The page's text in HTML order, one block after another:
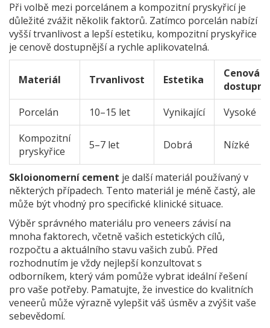
Při volbě mezi porcelánem a kompozitní pryskyřicí je
důležité zvážit několik faktorů. Zatímco porcelán nabízí
vyšší trvanlivost a lepší estetiku, kompozitní pryskyřice
je cenově dostupnější a rychle aplikovatelná.
Materiál Trvanlivost Estetika
Cenová
Porcelán
10–15 let Vynikající
Vysoké
Kompozitní
pryskyřice
5–7 let Dobrá Nízké
Skloionomerní cement je další materiál používaný v
některých případech. Tento materiál je méně častý, ale
může být vhodný pro specifické klinické situace.
Výběr správného materiálu pro veneers závisí na
mnoha faktorech, včetně vašich estetických cílů,
rozpočtu a aktuálního stavu vašich zubů. Před
rozhodnutím je vždy nejlepší konzultovat s
odborníkem, který vám pomůže vybrat ideální řešení
pro vaše potřeby. Pamatujte, že investice do kvalitních
veneerů může výrazně vylepšit váš úsměv a zvýšit vaše
sebevědomí.